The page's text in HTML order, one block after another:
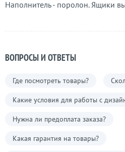
Наполнитель - поролон. Ящики
ВОПРОСЫ И ОТВЕТЫ
Где посмотреть товары?
Какие условия для работы с
Нужна ли предоплата заказа?
Какая гарантия на товары?